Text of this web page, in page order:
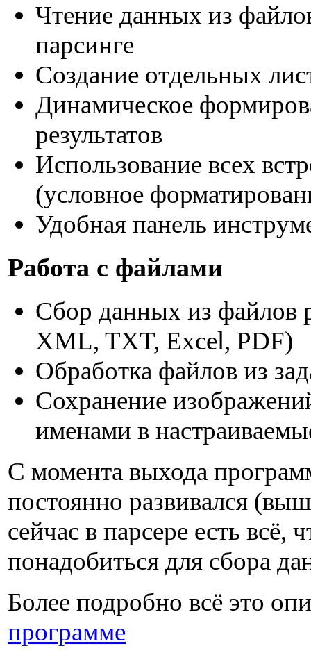
Чтение данных из
парсинге
Создание отдельных
Динамическое
результатов
Использование всех
(условное
Удобная панель
Работа с файлами
Сбор данных из файлов
XML, TXT, Excel, PDF)
Обработка файлов из
Сохранение
именами в
С момента выхода
постоянно развивался
сейчас в парсере есть всё,
понадобиться для сбора
Более подробно всё это
программе